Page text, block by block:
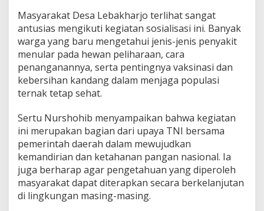
e
n
l
a
r
D
e
m
K
e
t
a
h
a
n
a
Masyarakat Desa Lebakharjo terlihat sangat
antusias mengikuti kegiatan sosialisasi ini. Banyak
warga yang baru mengetahui jenis-jenis penyakit
menular pada hewan peliharaan, cara
penanganannya, serta pentingnya vaksinasi dan
kebersihan kandang dalam menjaga populasi
ternak tetap sehat.
Sertu Nurshohib menyampaikan bahwa kegiatan
ini merupakan bagian dari upaya TNI bersama
pemerintah daerah dalam mewujudkan
kemandirian dan ketahanan pangan nasional. Ia
juga berharap agar pengetahuan yang diperoleh
masyarakat dapat diterapkan secara berkelanjutan
di lingkungan masing-masing.